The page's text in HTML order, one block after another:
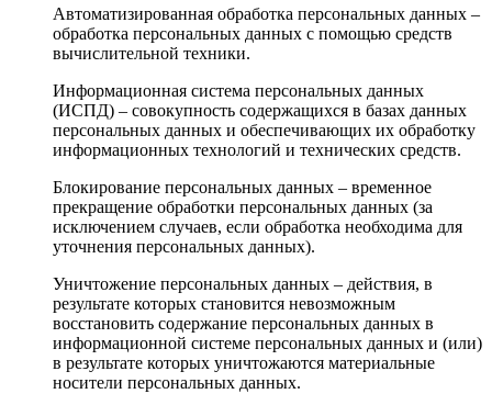
Автоматизированная обработка персональных данных –
обработка персональных данных с помощью средств
вычислительной техники.
Информационная система персональных данных
(ИСПД) – совокупность содержащихся в базах данных
персональных данных и обеспечивающих их обработку
информационных технологий и технических средств.
Блокирование персональных данных – временное
прекращение обработки персональных данных (за
исключением случаев, если обработка необходима для
уточнения персональных данных).
Уничтожение персональных данных – действия, в
результате которых становится невозможным
восстановить содержание персональных данных в
информационной системе персональных данных и (или)
в результате которых уничтожаются материальные
носители персональных данных.